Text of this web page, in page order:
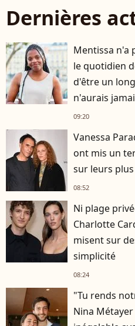
Dernières
Mentissa n'a
le quotidien
d'être un
n'aurais
publiquement"
09:20
Vanessa
ont mis un
sur leurs
08:52
Ni plage
Charlotte
misent sur
simplicité
08:24
"Tu rends
Nina